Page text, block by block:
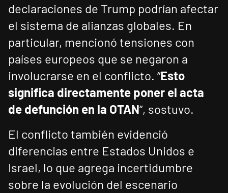
declaraciones de Trump podrían afectar
el sistema de alianzas globales. En
particular, mencionó tensiones con
países europeos que se negaron a
involucrarse en el conflicto. “Esto
significa directamente poner el acta
de defunción en la OTAN”, sostuvo.
El conflicto también evidenció
diferencias entre Estados Unidos e
Israel, lo que agrega incertidumbre
sobre la evolución del escenario